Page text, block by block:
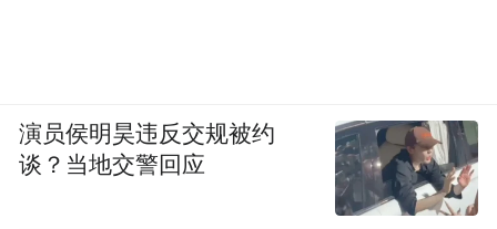
演员侯明昊违反交规被约
谈？当地交警回应